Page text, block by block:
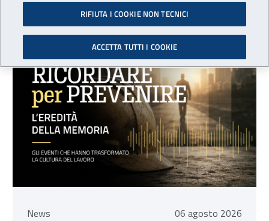
News 06 agosto 2026
06 agosto 2026
RIFIUTA I COOKIE NON TECNICI
ACCETTA TUTTI I COOKIE